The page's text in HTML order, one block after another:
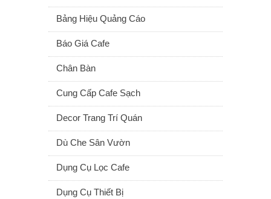
Bảng Hiệu Quảng Cáo
Báo Giá Cafe
Chân Bàn
Cung Cấp Cafe Sạch
Decor Trang Trí Quán
Dù Che Sân Vườn
Dụng Cụ Lọc Cafe
Dụng Cụ Thiết Bị